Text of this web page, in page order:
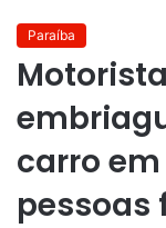
Paraíba
carro
pessoas